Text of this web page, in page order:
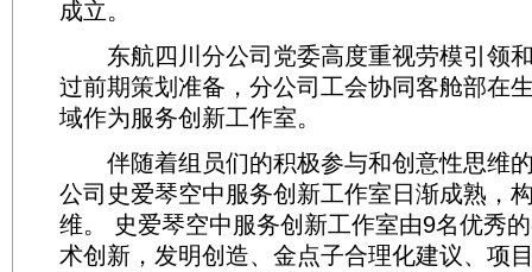
成立。
东航四川分公司党委高度重视劳模引领
过前期策划准备，分公司工会协同客舱部在
域作为服务创新工作室。
伴随着组员们的积极参与和创意性思维
公司史爱琴空中服务创新工作室日渐成熟，
维。 史爱琴空中服务创新工作室由9名优秀
术创新，发明创造、金点子合理化建议、项